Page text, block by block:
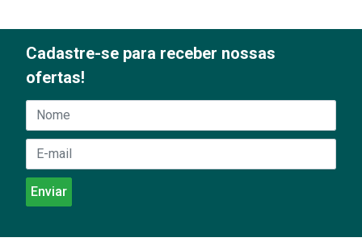
Cadastre-se para receber nossas
ofertas!